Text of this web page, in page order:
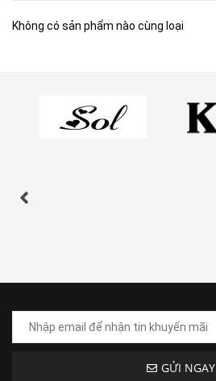
Không có sản phẩm nào cùng loại
GỬI NGAY